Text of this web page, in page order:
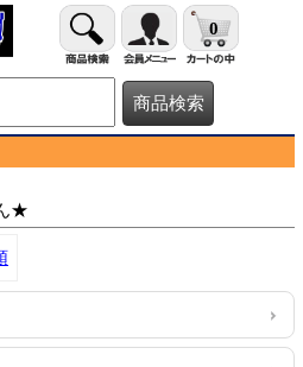
0
★